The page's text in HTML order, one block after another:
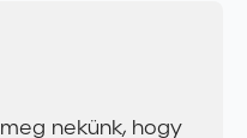
nekünk, hogy